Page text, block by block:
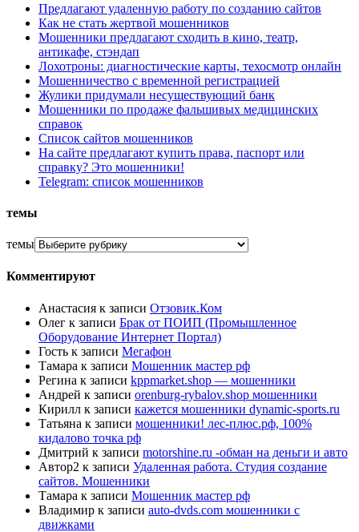
Предлагают удаленную работу по созданию сайтов
Как не стать жертвой мошенников
Мошенники предлагают сходить в кино, театр,
антикафе, стэндап
Лохотроны: диагностические карты, техосмотр онлайн
Мошенничество с временной регистрацией
Жулики придумали несуществующий банк
Мошенники по продаже фальшивых медицинских
справок
Список сайтов мошенников
На сайте предлагают купить права, паспорт или
справку? Это мошенники!
Telegram: список мошенников
темы
темы
Комментируют
Анастасия к записи Отзовик.Ком
Олег к записи Брак от ПОИП (Промышленное
Оборудование Интернет Портал)
Гость к записи Мегафон
Тамара к записи Мошенник мастер рф
Регина к записи kppmarket.shop — мошенники
Андрей к записи orenburg-rybalov.shop мошенники
Кирилл к записи кажется мошенники dynamic-sports.ru
Татьяна к записи мошенники! лес-плюс.рф, 100%
кидалово точка рф
Дмитрий к записи motorshine.ru -обман на деньги и авто
Автор2 к записи Удаленная работа. Студия создание
сайтов. Мошенники
Тамара к записи Мошенник мастер рф
Владимир к записи auto-dvds.com мошенники с
движками